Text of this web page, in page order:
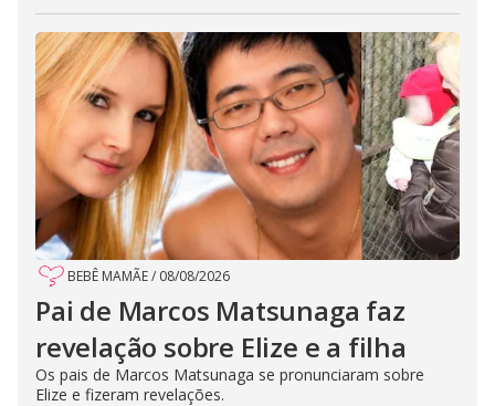
BEBÊ MAMÃE/ 08/08/2026
Pai de Marcos Matsunaga faz
revelação sobre Elize e a filha
Os pais de Marcos Matsunaga se pronunciaram sobre
Elize e fizeram revelações.